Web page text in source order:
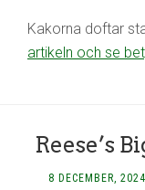
Kakorna doftar
artikeln och se
Reese’s
8 DECEMBER, 2024